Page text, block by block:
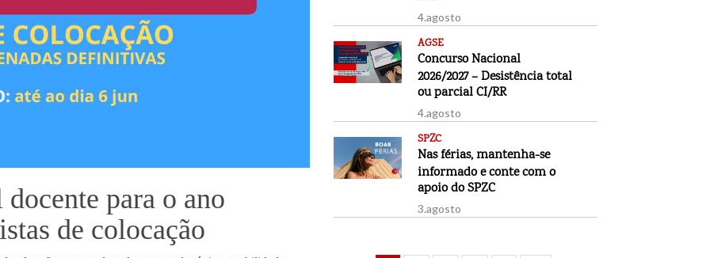
para o ano
de colocação
4.agosto
AGSE
Concurso Nacional
2026/2027 – Desistência total
ou parcial CI/RR
4.agosto
SPZC
Nas férias, mantenha-se
informado e conte com o
apoio do SPZC
3.agosto